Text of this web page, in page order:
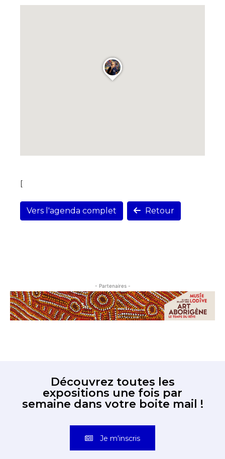
[
Vers l'agenda complet Retour
- Partenaires -
Découvrez toutes les
expositions une fois par
semaine dans votre boite mail !
Je m'inscris